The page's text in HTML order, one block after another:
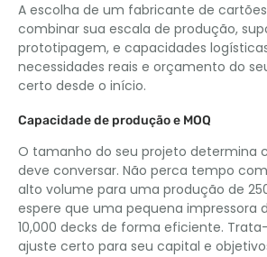
A escolha de um fabricante de
combinar sua escala de produção,
prototipagem, e capacidades
necessidades reais e orçamento do
certo desde o início.
Capacidade de produção e MOQ
O tamanho do seu projeto determina
deve conversar. Não perca tempo
alto volume para uma produção de
espere que uma pequena impressora
10,000 decks de forma eficiente.
ajuste certo para seu capital e